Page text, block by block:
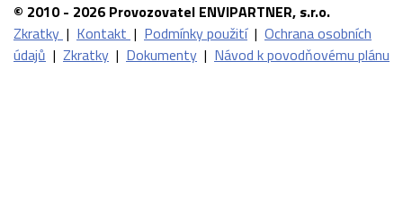
© 2010 - 2026 Provozovatel ENVIPARTNER, s.r.o.
Zkratky | Kontakt | Podmínky použití | Ochrana osobních
údajů | Zkratky | Dokumenty | Návod k povodňovému plánu